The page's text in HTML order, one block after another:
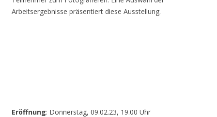
Arbeitsergebnisse präsentiert diese Ausstellung.
Eröffnung: Donnerstag, 09.02.23, 19.00 Uhr